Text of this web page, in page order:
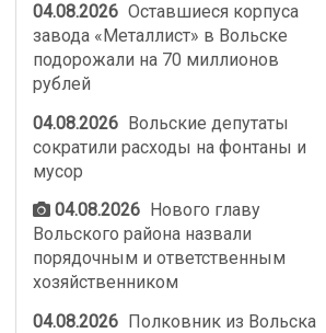
04.08.2026 Оставшиеся корпуса
завода «Металлист» в Вольске
подорожали на 70 миллионов
рублей
04.08.2026 Вольские депутаты
сократили расходы на фонтаны и
мусор
04.08.2026
Нового главу
Вольского района назвали
порядочным и ответственным
хозяйственником
04.08.2026 Полковник из Вольска